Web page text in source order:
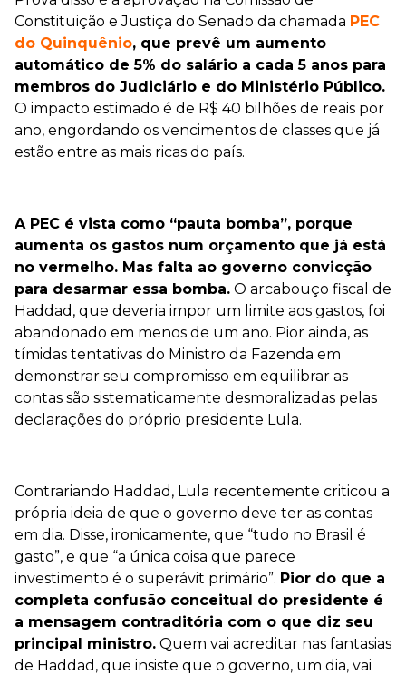
Constituição e Justiça do Senado da chamada PEC
do Quinquênio, que prevê um aumento
automático de 5% do salário a cada 5 anos para
membros do Judiciário e do Ministério Público.
O impacto estimado é de R$ 40 bilhões de reais por
ano, engordando os vencimentos de classes que já
estão entre as mais ricas do país.
A PEC é vista como “pauta bomba”, porque
aumenta os gastos num orçamento que já está
no vermelho. Mas falta ao governo convicção
para desarmar essa bomba. O arcabouço fiscal de
Haddad, que deveria impor um limite aos gastos, foi
abandonado em menos de um ano. Pior ainda, as
tímidas tentativas do Ministro da Fazenda em
demonstrar seu compromisso em equilibrar as
contas são sistematicamente desmoralizadas pelas
declarações do próprio presidente Lula.
Contrariando Haddad, Lula recentemente criticou a
própria ideia de que o governo deve ter as contas
em dia. Disse, ironicamente, que “tudo no Brasil é
gasto”, e que “a única coisa que parece
investimento é o superávit primário”. Pior do que a
completa confusão conceitual do presidente é
a mensagem contraditória com o que diz seu
principal ministro. Quem vai acreditar nas fantasias
de Haddad, que insiste que o governo, um dia, vai